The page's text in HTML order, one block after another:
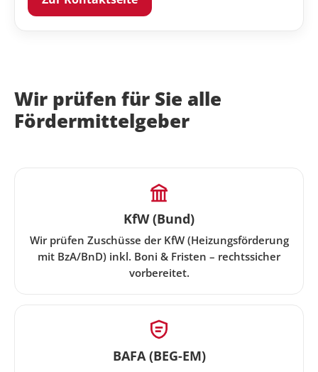
Wir prüfen für Sie alle
Fördermittelgeber
KfW (Bund)
Wir prüfen Zuschüsse der KfW (Heizungsförderung
mit BzA/BnD) inkl. Boni & Fristen – rechtssicher
vorbereitet.
BAFA (BEG-EM)